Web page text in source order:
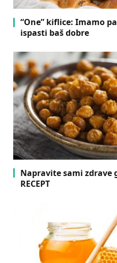
“One” kiflice: Imamo
ispasti baš dobre
Napravite sami zdrave
RECEPT